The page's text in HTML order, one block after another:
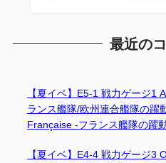
最近の
【夏イベ】E5-1 戦力ゲージ1
ランス艦隊/欧州連合艦隊の躍
Française -フランス艦隊の躍動
【夏イベ】E4-4 戦力ゲージ3